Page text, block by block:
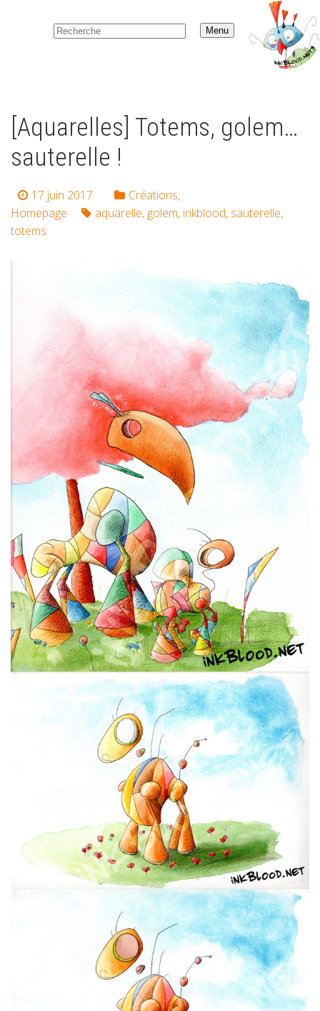
Menu
[Aquarelles] Totems, golem…
sauterelle !
17 juin 2017 Créations,
Homepage
aquarelle, golem, inkblood, sauterelle,
totems